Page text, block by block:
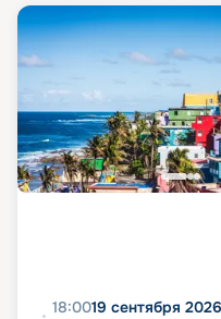
18:0019 сентября 2026